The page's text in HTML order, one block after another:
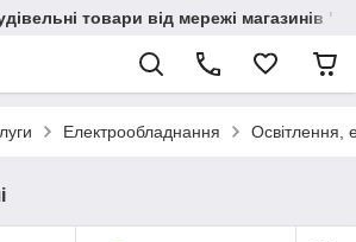
товари від мережі магазинів
Електрообладнання Освітлення,